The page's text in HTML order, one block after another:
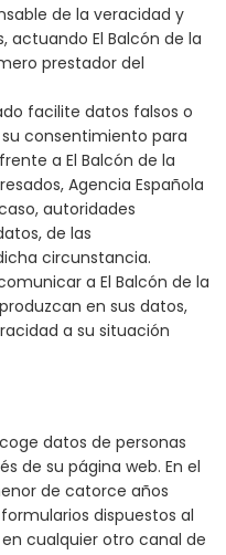
de la veracidad y
actuando El Balcón de la
prestador del
facilite datos falsos o
consentimiento para
a El Balcón de la
Agencia Española
autoridades
de las
circunstancia.
a El Balcón de la
en sus datos,
a su situación
datos de personas
de su página web. En el
de catorce años
dispuestos al
cualquier otro canal de